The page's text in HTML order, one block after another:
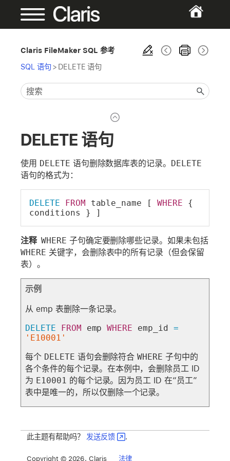
Claris FileMaker SQL 参考
SQL 语句> DELETE 语句
DELETE 语句
使用 DELETE 语句删除数据库表的记录。 DELETE
语句的格式为：
DELETE FROM table_name [ WHERE {
conditions } ]
注释 WHERE 子句确定要删除哪些记录。如果未包括
WHERE 关键字，会删除表中的所有记录（但会保留
表）。
示例
从 emp 表删除一条记录。
DELETE
FROM emp WHERE emp_id =
'E10001'
每个 DELETE 语句会删除符合WHERE 子句中的
各个条件的每个记录。在本例中，会删除员工 ID
为 E10001 的每个记录。因为员工 ID 在“员工”
表中是唯一的，所以仅删除一个记录。
此主题有帮助吗？ 发送反馈 .
Copyright © 2026, Claris 法律